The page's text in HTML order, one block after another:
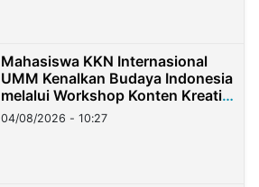
Mahasiswa KKN Internasional
UMM Kenalkan Budaya Indonesia
melalui Workshop Konten Kreatif
di Taiwan
04/08/2026 - 10:27